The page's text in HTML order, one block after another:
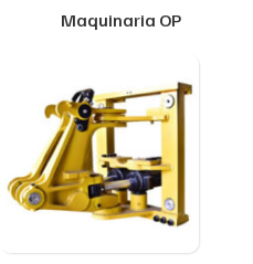
Maquinaria OP